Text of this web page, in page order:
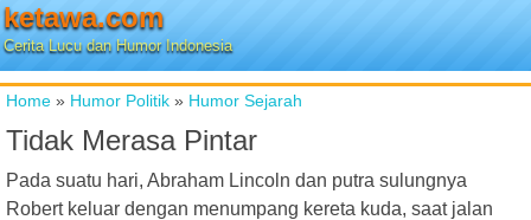
ketawa.com
Cerita Lucu dan Humor Indonesia
Home » Humor Politik » Humor Sejarah
Tidak Merasa Pintar
Pada suatu hari, Abraham Lincoln dan putra sulungnya
Robert keluar dengan menumpang kereta kuda, saat jalan